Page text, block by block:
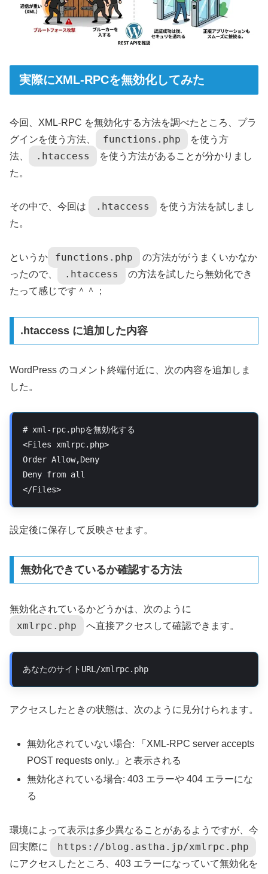
実際にXML-RPCを無効化してみた
今回、XML-RPC を無効化する方法を調べたところ、プラ
グインを使う方法、
functions.php
を使う方
法、
.htaccess
を使う方法があることが分かりまし
た。
その中で、今回は .htaccess
を使う方法を試しまし
た。
というか functions.php
の方法ががうまくいかなか
ったので、
.htaccess
の方法を試したら無効化でき
たって感じです＾＾；
.htaccess に追加した内容
WordPress のコメント終端付近に、次の内容を追加しま
した。
# xml-rpc.phpを無効化する
<Files xmlrpc.php>
Order Allow,Deny
Deny from all
</Files>
設定後に保存して反映させます。
無効化できているか確認する方法
無効化されているかどうかは、次のように
xmlrpc.php へ直接アクセスして確認できます。
あなたのサイトURL/xmlrpc.php
アクセスしたときの状態は、次のように見分けられます。
無効化されていない場合: 「XML-RPC server accepts
POST requests only.」と表示される
無効化されている場合: 403 エラーや 404 エラーにな
る
環境によって表示は多少異なることがあるようですが、今
回実際に
https://blog.astha.jp/xmlrpc.php
にアクセスしたところ、403 エラーになっていて無効化を